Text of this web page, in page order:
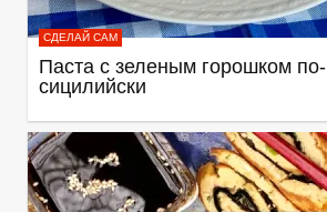
СДЕЛАЙ САМ
Паста с зеленым горошком по-
сицилийски